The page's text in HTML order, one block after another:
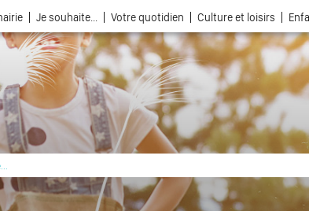
Je souhaite... Votre quotidien Culture et loisirs